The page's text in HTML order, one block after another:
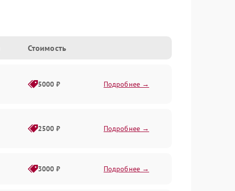
Стоимость
5000 ₽ Подробнее →
2500 ₽ Подробнее →
3000 ₽ Подробнее →